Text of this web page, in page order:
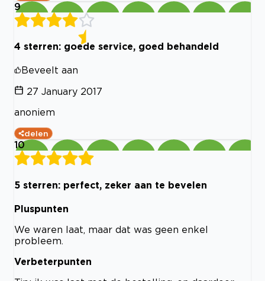
9
4 sterren: goede service, goed behandeld
Beveelt aan
27 January 2017
anoniem
delen
10
5 sterren: perfect, zeker aan te bevelen
Pluspunten
We waren laat, maar dat was geen enkel
probleem.
Verbeterpunten